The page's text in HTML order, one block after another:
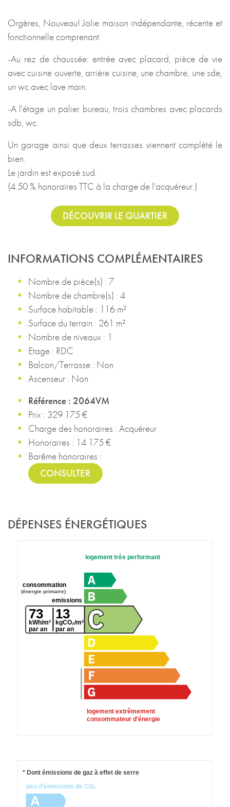
Orgères, Nouveau! Jolie maison indépendante, récente et
fonctionnelle comprenant:
-Au rez de chaussée: entrée avec placard, pièce de vie
avec cuisine ouverte, arrière cuisine, une chambre, une sde,
un wc avec lave main.
-A l'étage un palier bureau, trois chambres avec placards
sdb, wc.
Un garage ainsi que deux terrasses viennent complété le
bien.
Le jardin est exposé sud.
(4.50 % honoraires TTC à la charge de l'acquéreur.)
DÉCOUVRIR LE QUARTIER
INFORMATIONS COMPLÉMENTAIRES
Nombre de pièce(s) : 7
Nombre de chambre(s) : 4
Surface habitable : 116 m²
Surface du terrain : 261 m²
Nombre de niveaux : 1
Etage : RDC
Balcon/Terrasse : Non
Ascenseur : Non
Référence : 2064VM
Prix : 329 175 €
Charge des honoraires : Acquéreur
Honoraires : 14 175 €
Barême honoraires :
CONSULTER
DÉPENSES ÉNERGÉTIQUES
logement très performant
logement extrêmement
consommateur d'énergie
73
kWh/m²
par an
consommation
(énergie primaire)
13
kgCO₂/m²
par an
emissions
A
peu d'émissions de CO₂
* Dont émissions de gaz à effet de serre